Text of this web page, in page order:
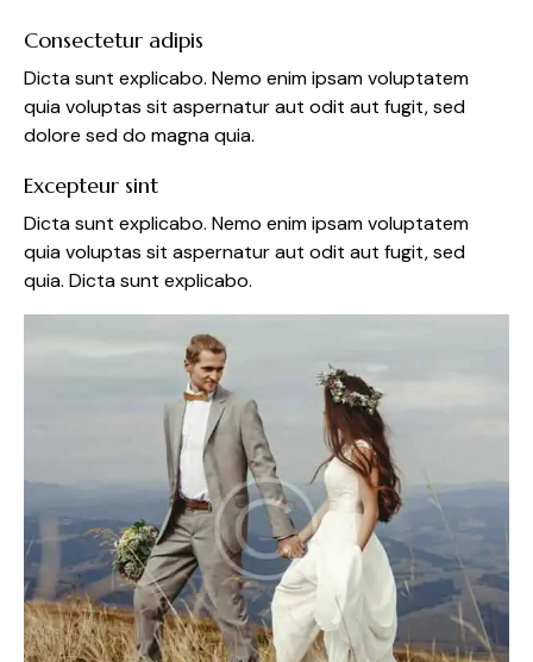
Consectetur adipis
Dicta sunt explicabo. Nemo enim ipsam voluptatem
quia voluptas sit aspernatur aut odit aut fugit, sed
dolore sed do magna quia.
Excepteur sint
Dicta sunt explicabo. Nemo enim ipsam voluptatem
quia voluptas sit aspernatur aut odit aut fugit, sed
quia. Dicta sunt explicabo.